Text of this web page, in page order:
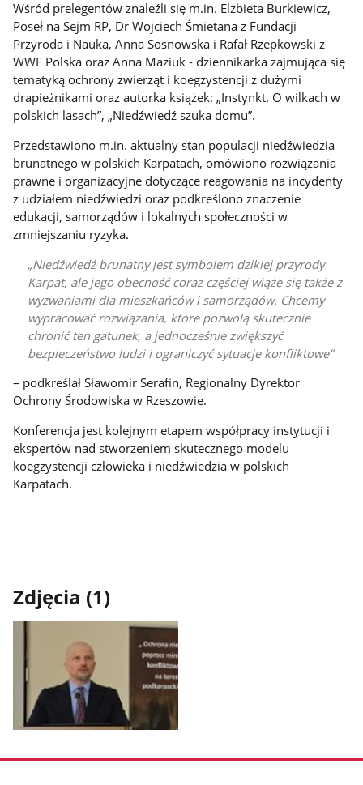
Wśród prelegentów znaleźli się m.in. Elżbieta Burkiewicz,
Poseł na Sejm RP, Dr Wojciech Śmietana z Fundacji
Przyroda i Nauka, Anna Sosnowska i Rafał Rzepkowski z
WWF Polska oraz Anna Maziuk - dziennikarka zajmująca się
tematyką ochrony zwierząt i koegzystencji z dużymi
drapieżnikami oraz autorka książek: „Instynkt. O wilkach w
polskich lasach”, „Niedźwiedź szuka domu”.
Przedstawiono m.in. aktualny stan populacji niedźwiedzia
brunatnego w polskich Karpatach, omówiono rozwiązania
prawne i organizacyjne dotyczące reagowania na incydenty
z udziałem niedźwiedzi oraz podkreślono znaczenie
edukacji, samorządów i lokalnych społeczności w
zmniejszaniu ryzyka.
Niedźwiedź brunatny jest symbolem dzikiej przyrody
Karpat, ale jego obecność coraz częściej wiąże się także z
wyzwaniami dla mieszkańców i samorządów. Chcemy
wypracować rozwiązania, które pozwolą skutecznie
chronić ten gatunek, a jednocześnie zwiększyć
bezpieczeństwo ludzi i ograniczyć sytuacje konfliktowe
– podkreślał Sławomir Serafin, Regionalny Dyrektor
Ochrony Środowiska w Rzeszowie.
Konferencja jest kolejnym etapem współpracy instytucji i
ekspertów nad stworzeniem skutecznego modelu
koegzystencji człowieka i niedźwiedzia w polskich
Karpatach.
Zdjęcia (1)
zdjęcie